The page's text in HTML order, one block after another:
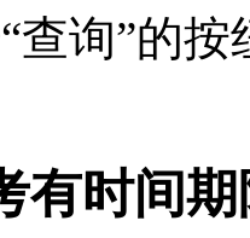
查询”的
有时间